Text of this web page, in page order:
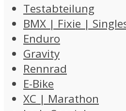
Testabteilung
BMX | Fixie |
Enduro
Gravity
Rennrad
E-Bike
XC | Marathon